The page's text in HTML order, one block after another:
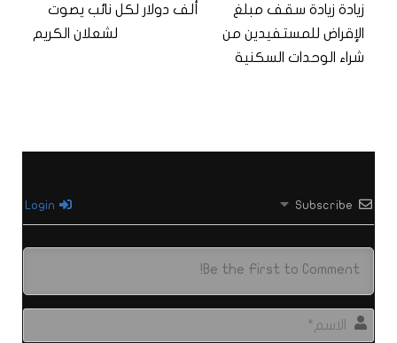
زيادة زيادة سقف مبلغ
الإقراض للمستفيدين من
شراء الوحدات السكنية
ألف دولار لكل نائب يصوت
لشعلان الكريم
Subscribe